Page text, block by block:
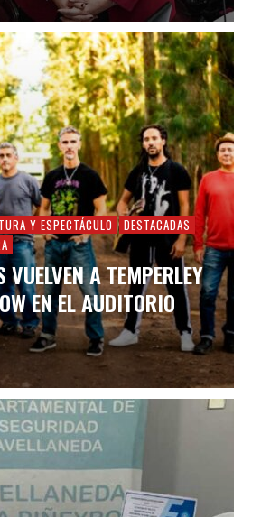
Y ESPECTÁCULO
DESTACADAS
VUELVEN A TEMPERLEY
EN EL AUDITORIO